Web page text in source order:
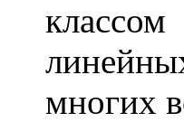
многих